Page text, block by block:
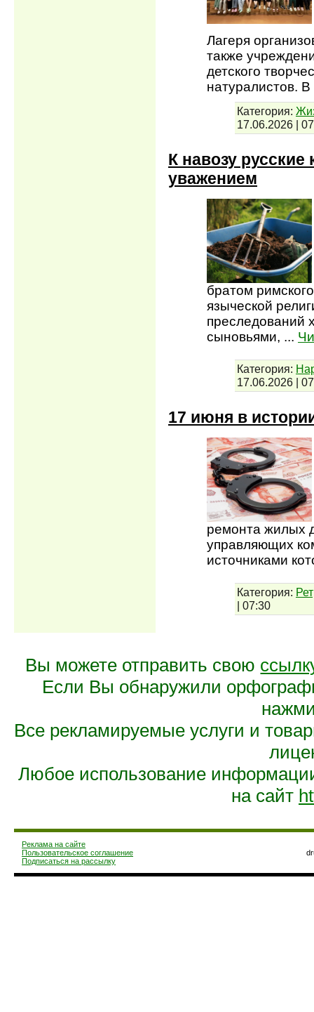
Лагеря
также
детского
натуралистов.
Категория:
17.06.2026 |
К навозу русские
уважением
братом
языческой
преследований
сыновьями, ...
Категория:
17.06.2026 |
17 июня в
ремонта жилых
управляющих
источниками
Категория:
| 07:30
Вы можете отправить свою
Если Вы обнаружили
Все рекламируемые услуги и
Любое использование
на сайт
Реклама на сайте
Пользовательское соглашение
Подписаться на рассылку